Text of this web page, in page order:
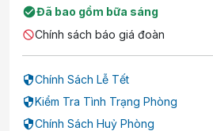
Đã bao gồm bữa sáng
Chính sách báo giá đoàn
Chính Sách Lễ Tết
Kiểm Tra Tình Trạng Phòng
Chính Sách Huỷ Phòng